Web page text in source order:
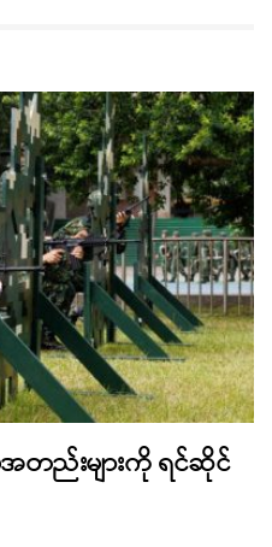
အတည်းများကို ရင်ဆိုင်